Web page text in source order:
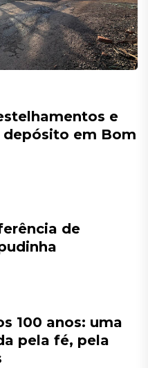
e
em Bom
de
100 anos: uma
pela fé, pela